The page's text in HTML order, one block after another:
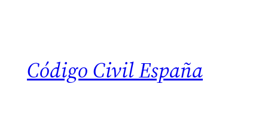
Código Civil España